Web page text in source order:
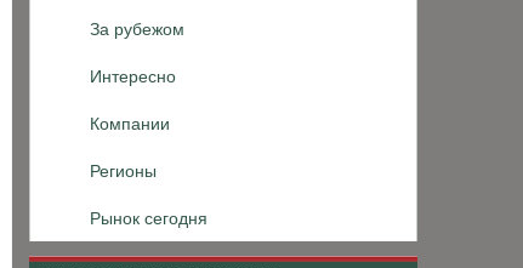
За рубежом
Интересно
Компании
Регионы
Рынок сегодня